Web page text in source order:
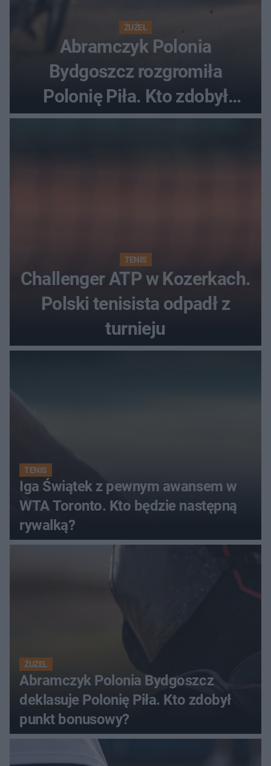
ŻUŻEL
Abramczyk Polonia
Bydgoszcz rozgromiła
Polonię Piła. Kto zdobył
najwięcej punktów?
TENIS
Challenger ATP w Kozerkach.
Polski tenisista odpadł z
turnieju
TENIS
Iga Świątek z pewnym awansem w
WTA Toronto. Kto będzie następną
rywalką?
ŻUŻEL
Abramczyk Polonia Bydgoszcz
deklasuje Polonię Piła. Kto zdobył
punkt bonusowy?